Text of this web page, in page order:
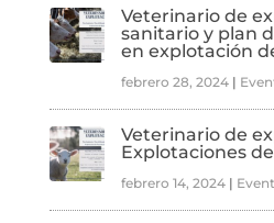
Veterinario de
sanitario y plan
en explotación
febrero 28, 2024|
Veterinario de
Explotaciones
febrero 14, 2024|